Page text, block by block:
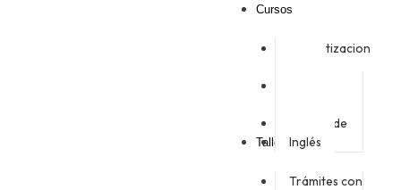
Cursos
Alfabetizacion
Emprende
Inglés
Talleres
Trámites con